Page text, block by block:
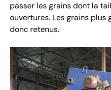
passer les grains dont la
ouvertures. Les grains plus
donc retenus.